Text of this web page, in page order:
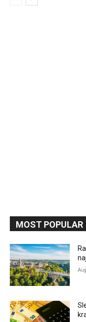
MOST POPULAR